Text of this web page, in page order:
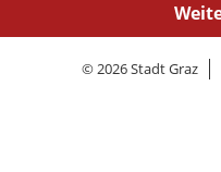
© 2026 Stadt Graz